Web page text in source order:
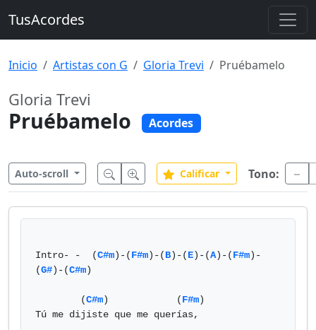
TusAcordes
Inicio Artistas con G Gloria Trevi Pruébamelo
Gloria Trevi
Pruébamelo Acordes
Auto-scroll Calificar Tono:
Intro- -  (C#m)-(F#m)-(B)-(E)-(A)-(F#m)-
(G#)-(C#m)
        (
C#m)            (F#m)
Tú me dijiste que me querías,